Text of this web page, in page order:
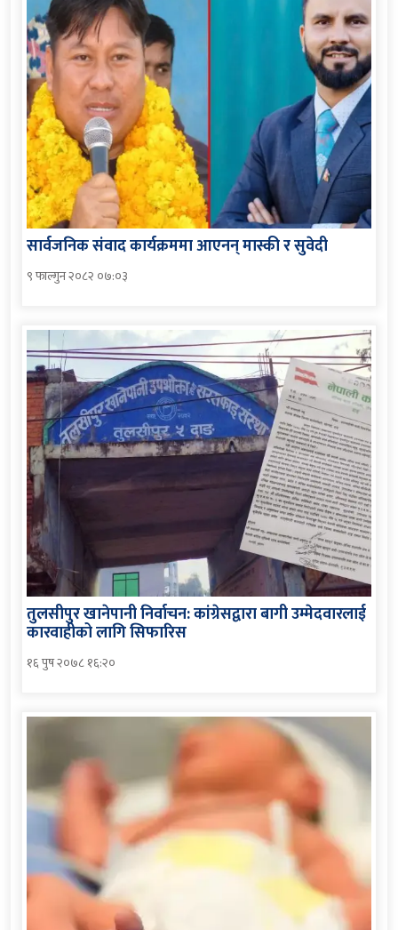
सार्वजनिक संवाद कार्यक्रममा आएनन् मास्की र सुवेदी
९ फाल्गुन २०८२ ०७:०३
तुलसीपुर खानेपानी निर्वाचन: कांग्रेसद्वारा बागी उम्मेदवारलाई
कारवाहीको लागि सिफारिस
१६ पुष २०७८ १६:२०